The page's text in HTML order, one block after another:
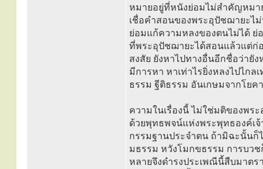
หมายอยู่ที่หนังย่อมไม่สำคัญหมาย
เชื่อคำสอนของพระอุปัชฌายะไ
ย่อมแก้ความหลงของตนไม่ได้
ที่พระอุปัชฌายะได้สอนแล้วแต่ก่
สงสัย ยังหาไปทางอื่นอีกชื่อว่ายั
มีการหา หาเท่าไรยิ่งหลงไปไก
ธรรม ฐีติธรรม อันเกษมจากโยค
ความในเรื่องนี้ ไม่ใช่มติของพร
ด้วยพุทธพจน์แห่งพระพุทธองค์เ
กรรมฐานประจำตน ถ้ามิฉะนั้น
มธรรม หวังโมกขธรรม การบว
หลายจึงดำรงประเพณีนี้สืบมาต